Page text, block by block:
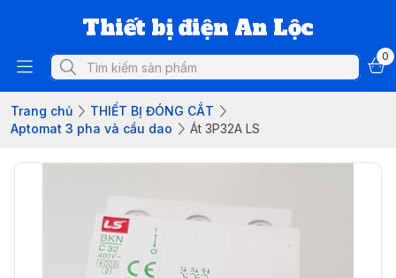
Thiết bị điện An Lộc
0
Trang chủ
THIẾT BỊ ĐÓNG CẮT
Aptomat 3 pha và cầu dao
Át 3P32A LS